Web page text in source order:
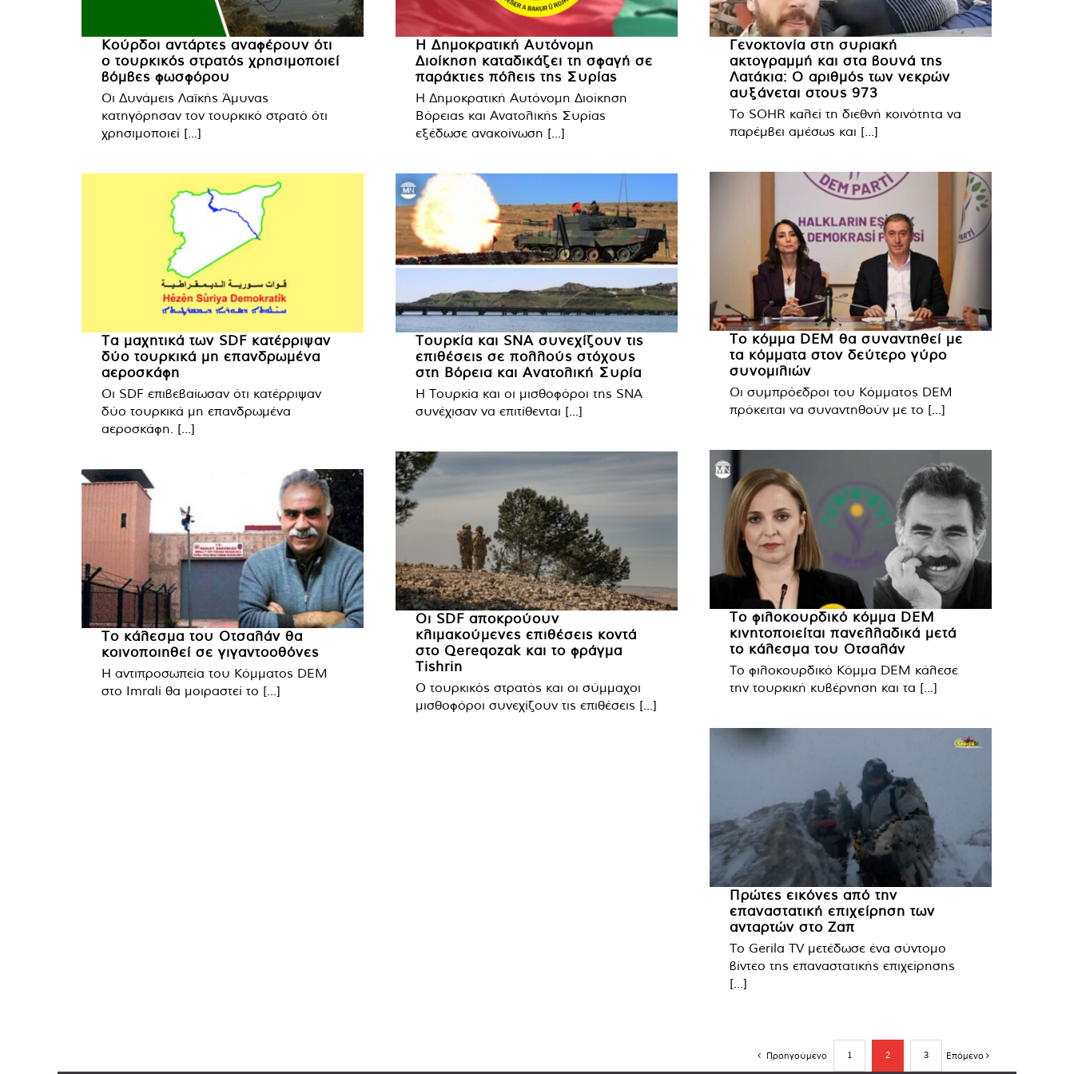
Κούρδοι αντάρτες αναφέρουν ότι
ο τουρκικός στρατός χρησιμοποιεί
βόμβες φωσφόρου
Οι Δυνάμεις Λαϊκής Άμυνας
κατηγόρησαν τον τουρκικό στρατό ότι
χρησιμοποιεί [...]
Η Δημοκρατική Αυτόνομη
Διοίκηση καταδικάζει τη σφαγή σε
παράκτιες πόλεις της Συρίας
Η Δημοκρατική Αυτόνομη Διοίκηση
Βόρειας και Ανατολικής Συρίας
εξέδωσε ανακοίνωση [...]
Γενοκτονία στη συριακή
ακτογραμμή και στα βουνά της
Λατάκια: Ο αριθμός των νεκρών
αυξάνεται στους 973
Το SOHR καλεί τη διεθνή κοινότητα να
παρέμβει αμέσως και [...]
Το κόμμα DEM θα συναντηθεί με
τα κόμματα στον δεύτερο γύρο
συνομιλιών
Οι συμπρόεδροι του Κόμματος DEM
πρόκειται να συναντηθούν με το [...]
Τα μαχητικά των SDF κατέρριψαν
δύο τουρκικά μη επανδρωμένα
αεροσκάφη
Οι SDF επιβεβαίωσαν ότι κατέρριψαν
δύο τουρκικά μη επανδρωμένα
αεροσκάφη. [...]
Τουρκία και SNA συνεχίζουν τις
επιθέσεις σε πολλούς στόχους
στη Βόρεια και Ανατολική Συρία
Η Τουρκία και οι μισθοφόροι της SNA
συνέχισαν να επιτίθενται [...]
Το φιλοκουρδικό κόμμα DEM
κινητοποιείται πανελλαδικά μετά
το κάλεσμα του Οτσαλάν
Το φιλοκουρδικό Κόμμα DEM κάλεσε
την τουρκική κυβέρνηση και τα [...]
Οι SDF αποκρούουν
κλιμακούμενες επιθέσεις κοντά
στο Qereqozak και το φράγμα
Tishrin
Ο τουρκικός στρατός και οι σύμμαχοι
μισθοφόροι συνεχίζουν τις επιθέσεις [...]
Το κάλεσμα του Οτσαλάν θα
κοινοποιηθεί σε γιγαντοοθόνες
Η αντιπροσωπεία του Κόμματος DEM
στο Imrali θα μοιραστεί το [...]
Πρώτες εικόνες από την
επαναστατική επιχείρηση των
ανταρτών στο Ζαπ
Το Gerila TV μετέδωσε ένα σύντομο
βίντεο της επαναστατικής επιχείρησης
[...]
Προηγούμενο 1 2 3 Επόμενο